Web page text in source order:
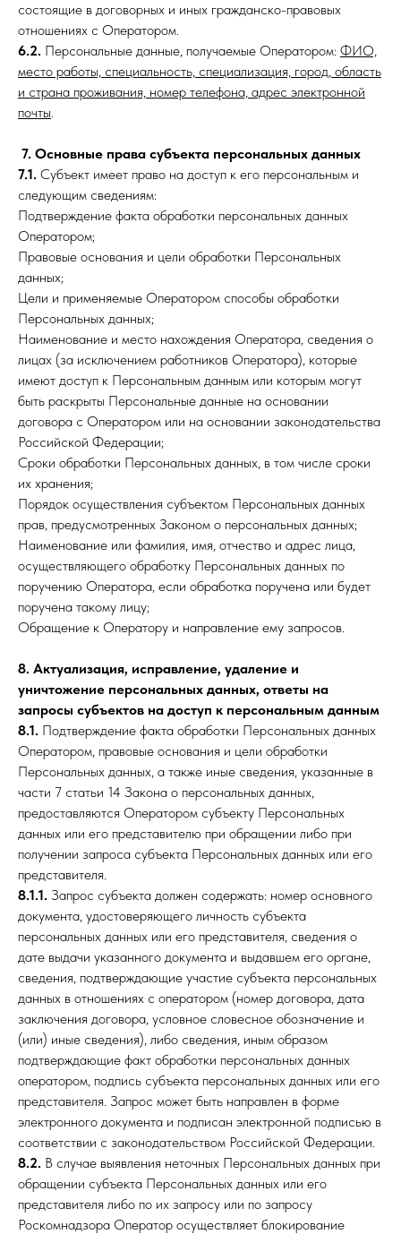
состоящие в договорных и иных гражданско-правовых
отношениях с Оператором.
6.2. Персональные данные, получаемые Оператором: ФИО,
место работы, специальность, специализация, город, область
и страна проживания, номер телефона, адрес электронной
почты.
7. Основные права субъекта персональных данных
7.1. Субъект имеет право на доступ к его персональным и
следующим сведениям:
Подтверждение факта обработки персональных данных
Оператором;
Правовые основания и цели обработки Персональных
данных;
Цели и применяемые Оператором способы обработки
Персональных данных;
Наименование и место нахождения Оператора, сведения о
лицах (за исключением работников Оператора), которые
имеют доступ к Персональным данным или которым могут
быть раскрыты Персональные данные на основании
договора с Оператором или на основании законодательства
Российской Федерации;
Сроки обработки Персональных данных, в том числе сроки
их хранения;
Порядок осуществления субъектом Персональных данных
прав, предусмотренных Законом о персональных данных;
Наименование или фамилия, имя, отчество и адрес лица,
осуществляющего обработку Персональных данных по
поручению Оператора, если обработка поручена или будет
поручена такому лицу;
Обращение к Оператору и направление ему запросов.
8. Актуализация, исправление, удаление и
уничтожение персональных данных, ответы на
запросы субъектов на доступ к персональным данным
8.1. Подтверждение факта обработки Персональных данных
Оператором, правовые основания и цели обработки
Персональных данных, а также иные сведения, указанные в
части 7 статьи 14 Закона о персональных данных,
предоставляются Оператором субъекту Персональных
данных или его представителю при обращении либо при
получении запроса субъекта Персональных данных или его
представителя.
8.1.1. Запрос субъекта должен содержать: номер основного
документа, удостоверяющего личность субъекта
персональных данных или его представителя, сведения о
дате выдачи указанного документа и выдавшем его органе,
сведения, подтверждающие участие субъекта персональных
данных в отношениях с оператором (номер договора, дата
заключения договора, условное словесное обозначение и
(или) иные сведения), либо сведения, иным образом
подтверждающие факт обработки персональных данных
оператором, подпись субъекта персональных данных или его
представителя. Запрос может быть направлен в форме
электронного документа и подписан электронной подписью в
соответствии с законодательством Российской Федерации.
8.2. В случае выявления неточных Персональных данных при
обращении субъекта Персональных данных или его
представителя либо по их запросу или по запросу
Роскомнадзора Оператор осуществляет блокирование